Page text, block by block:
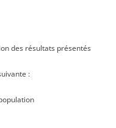
des résultats présentés
: